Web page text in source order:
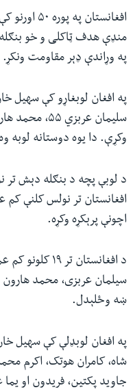
منډې هدف ټاکلی و خو
په وړاندې ډېر مقاومت ونکړ.
وکړې. دا یوه دوستانه
د لوبې پچه د بنګله دېش تر
افغانستان تر نولس کلنې کم
اچونې پرېکړه وکړه.
د افغانستان
سیلمان عربزی، محمد هارون
ښه وځلېدل.
په افغان لوبډلې کې سهیل
شاه، کامران هوتک، اکرم
جاوید پکتین، فریدون او